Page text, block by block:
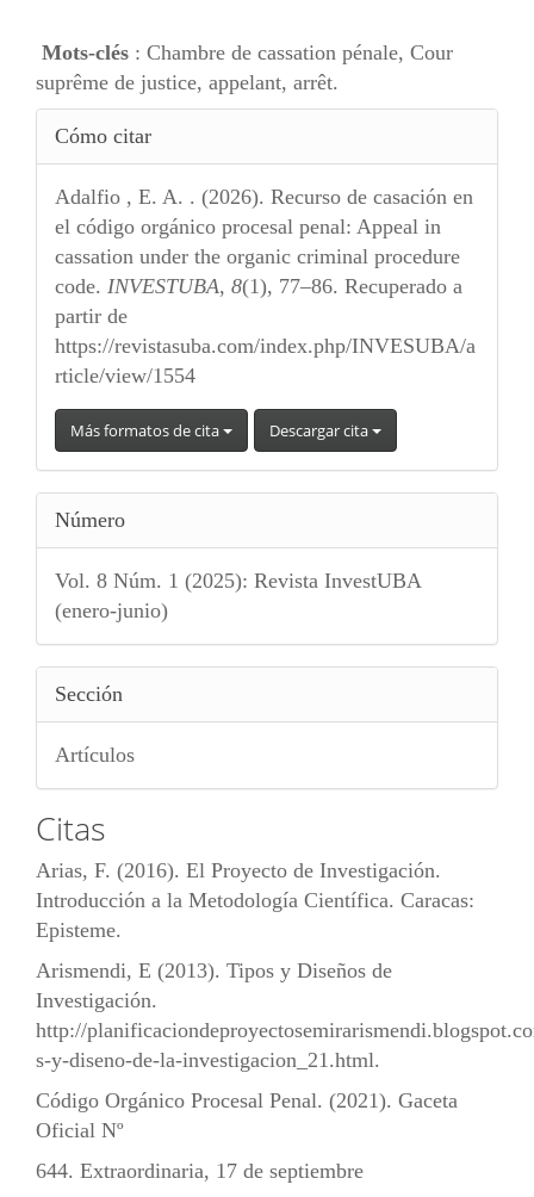
Mots-clés : Chambre de cassation pénale, Cour
suprême de justice, appelant, arrêt.
Detalles
del
artículo
Cómo citar
Adalfio , E. A. . (2026). Recurso de casación en
el código orgánico procesal penal: Appeal in
cassation under the organic criminal procedure
code. INVESTUBA, 8(1), 77–86. Recuperado a
partir de
https://revistasuba.com/index.php/INVESUBA/a
rticle/view/1554
Más formatos de cita Descargar cita
Número
Vol. 8 Núm. 1 (2025): Revista InvestUBA
(enero-junio)
Sección
Artículos
Citas
Arias, F. (2016). El Proyecto de Investigación.
Introducción a la Metodología Científica. Caracas:
Episteme.
Arismendi, E (2013). Tipos y Diseños de
Investigación.
http://
s-y-diseno-de-la-investigacion_21.html.
Código Orgánico Procesal Penal. (2021). Gaceta
Oficial Nº
644. Extraordinaria, 17 de septiembre